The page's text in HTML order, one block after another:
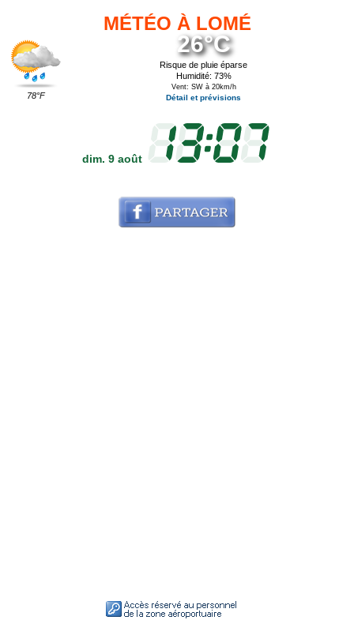
MÉTÉO À LOMÉ
78°F
26°C
Risque de pluie éparse
Humidité: 73%
Vent: SW à 20km/h
Détail et prévisions
dim. 9 août